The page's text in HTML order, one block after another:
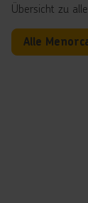
Übersicht zu
vergleichen und
Urlaubstage
Alle